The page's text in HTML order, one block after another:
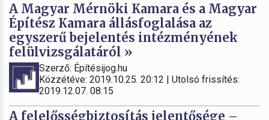
A Magyar Mérnöki Kamara és a Magyar
Építész Kamara állásfoglalása az
egyszerű bejelentés intézményének
felülvizsgálatáról »
Szerző: Építésijog.hu
Közzétéve: 2019.10.25. 20:12 | Utolsó frissítés:
2019.12.07. 08:15
A felelősségbiztosítás jelentősége –